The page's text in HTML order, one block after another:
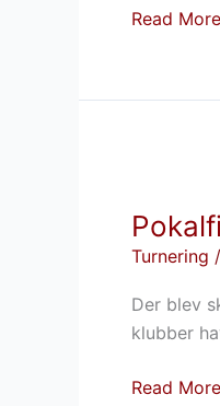
Herlev:
million’
sæson
Read
Turnering /
Der blev
klubber
årige
Darboe
for
Randers
Read